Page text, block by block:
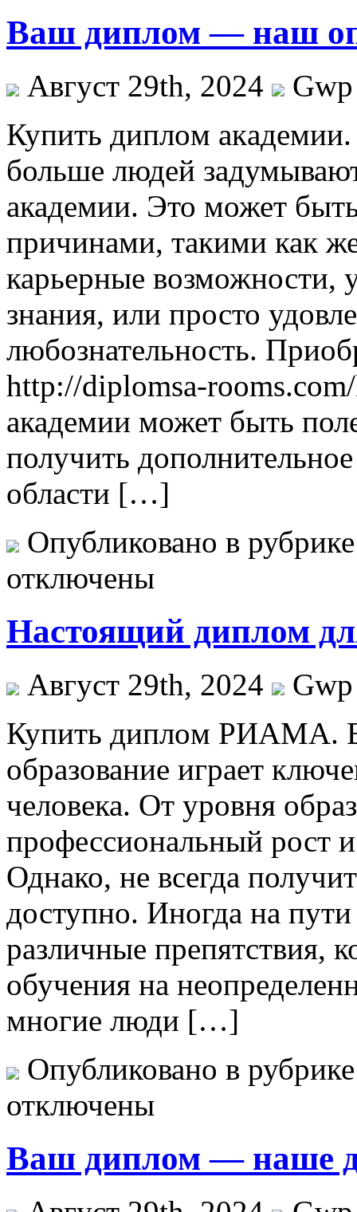
Ваш диплом — наш
Август 29th, 2024
Gwp
Купить диплoм
больше людей
академии. Это может
причинами, такими как
карьерные возможности,
знания, или просто
любознательность.
http://diplomsa-
академии может быть
получить
области […]
Опубликовано в
отключены
Настоящий диплом
Август 29th, 2024
Gwp
Купить диплoм РИAМA.
образование играет
человека. От уровня
профессиональный рост
Однако, не всегда
доступно. Иногда на
различные препятствия,
обучения на
многие люди […]
Опубликовано в
отключены
Ваш диплом — наше